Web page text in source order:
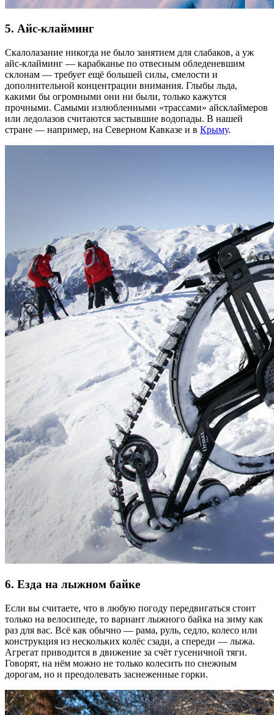
5. Айс-клайминг
Скалолазание никогда не было занятием для слабаков, а уж
айс-клайминг — карабканье по отвесным обледеневшим
склонам — требует ещё большей силы, смелости и
дополнительной концентрации внимания. Глыбы льда,
какими бы огромными они ни были, только кажутся
прочными. Самыми излюбленными «трассами» айсклаймеров
или ледолазов считаются застывшие водопады. В нашей
стране — например, на Северном Кавказе и в Крыму.
6. Езда на лыжном байке
Если вы считаете, что в любую погоду передвигаться стоит
только на велосипеде, то вариант лыжного байка на зиму как
раз для вас. Всё как обычно — рама, руль, седло, колесо или
конструкция из нескольких колёс сзади, а спереди — лыжа.
Агрегат приводится в движение за счёт гусеничной тяги.
Говорят, на нём можно не только колесить по снежным
дорогам, но и преодолевать заснеженные горки.